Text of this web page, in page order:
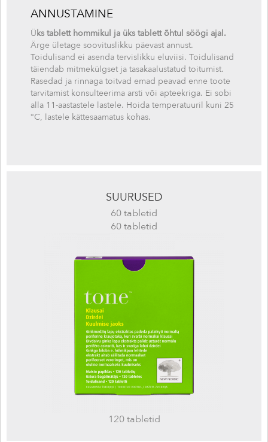
ANNUSTAMINE
Üks tablett hommikul ja üks tablett õhtul söögi ajal.
Ärge ületage soovituslikku päevast annust.
Toidulisand ei asenda tervislikku eluviisi. Toidulisand
täiendab mitmekülgset ja tasakaalustatud toitumist.
Rasedad ja rinnaga toitvad emad peavad enne toote
tarvitamist konsulteerima arsti või apteekriga. Ei sobi
alla 11-aastastele lastele. Hoida temperatuuril kuni 25
°C, lastele kättesaamatus kohas.
SUURUSED
60 tabletid
60 tabletid
120 tabletid